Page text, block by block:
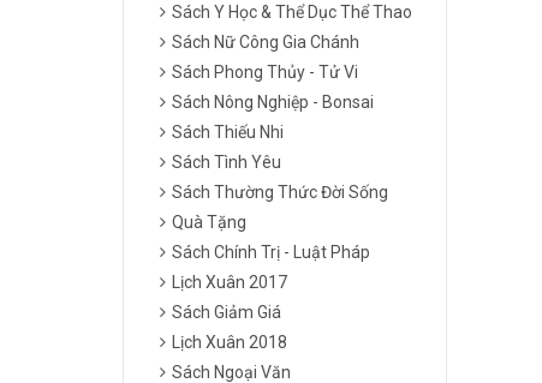
Sách Y Học & Thể Dục Thể Thao
Sách Nữ Công Gia Chánh
Sách Phong Thủy - Tử Vi
Sách Nông Nghiệp - Bonsai
Sách Thiếu Nhi
Sách Tình Yêu
Sách Thường Thức Đời Sống
Quà Tặng
Sách Chính Trị - Luật Pháp
Lịch Xuân 2017
Sách Giảm Giá
Lịch Xuân 2018
Sách Ngoại Văn